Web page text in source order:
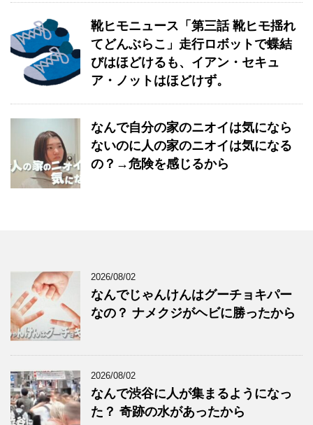
靴ヒモニュース「第三話 靴ヒモ揺れ
てどんぶらこ」走行ロボットで蝶結
びはほどけるも、イアン・セキュ
ア・ノットはほどけず。
なんで自分の家のニオイは気になら
ないのに人の家のニオイは気になる
の？→危険を感じるから
2026/08/02
なんでじゃんけんはグーチョキパー
なの？ ナメクジがヘビに勝ったから
2026/08/02
なんで渋谷に人が集まるようになっ
た？ 奇跡の水があったから